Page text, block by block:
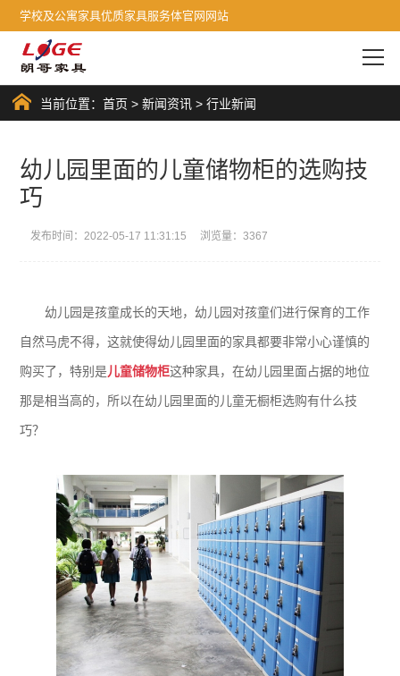
学校及公寓家具优质家具服务体官网网站
当前位置：首页 >新闻资讯 >行业新闻
幼儿园里面的儿童储物柜的选购技
巧
发布时间：2022-05-17 11:31:15 浏览量：3367
幼儿园是孩童成长的天地，幼儿园对孩童们进行保育的工作
自然马虎不得，这就使得幼儿园里面的家具都要非常小心谨慎的
购买了，特别是儿童储物柜这种家具，在幼儿园里面占据的地位
那是相当高的，所以在幼儿园里面的儿童无橱柜选购有什么技
巧？